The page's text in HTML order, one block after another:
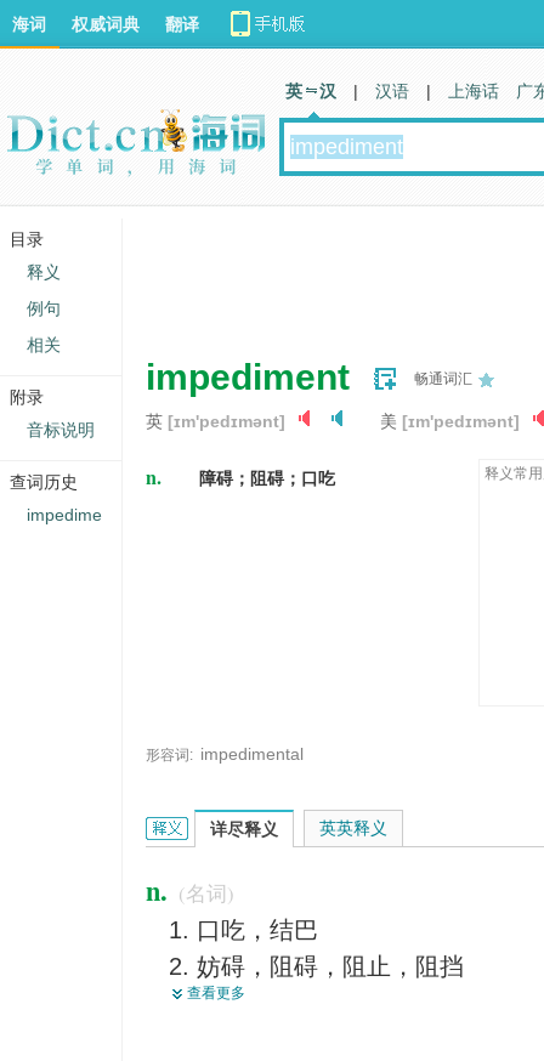
impediment 畅通词汇
英 [ɪm'pedɪmənt] 美 [ɪm'pedɪmənt]
n. 障碍；阻碍；口吃 释义常
形容词: impedimental
impediment的英文翻译是什么意思，词典释义与在
详尽释义
n. (名词)
口吃，结巴
妨碍，阻碍，阻止，阻挡
障碍（物）
查看更多
英英释义
海词 权威词典 翻译
英 汉 | 汉语 | 上海话 广
目录
释义
例句
相关
附录
音标说明
查词历史
impedime